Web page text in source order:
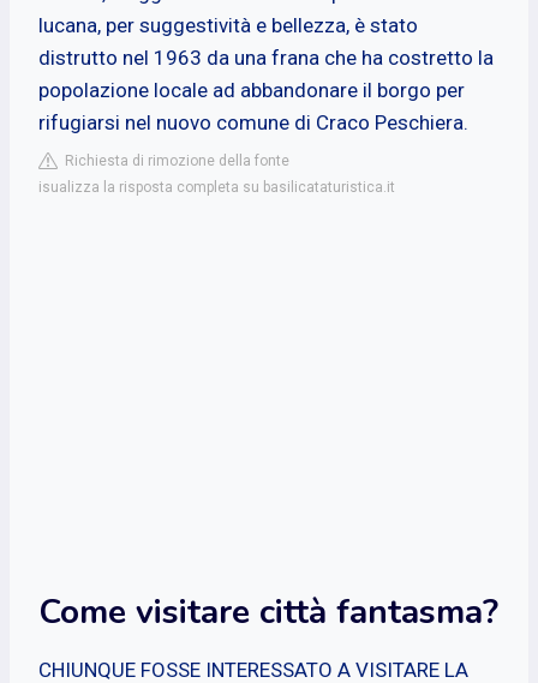
lucana, per suggestività e bellezza, è stato
distrutto nel 1963 da una frana che ha costretto la
popolazione locale ad abbandonare il borgo per
rifugiarsi nel nuovo comune di Craco Peschiera.
Richiesta di rimozione della fonte
isualizza la risposta completa su basilicataturistica.it
Come visitare città fantasma?
CHIUNQUE FOSSE INTERESSATO A VISITARE LA